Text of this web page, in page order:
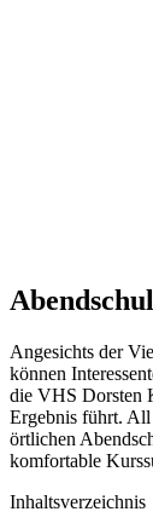
Angesichts der
können
die VHS Dorsten
Ergebnis führt. All
örtlichen
komfortable
Inhaltsverzeichnis